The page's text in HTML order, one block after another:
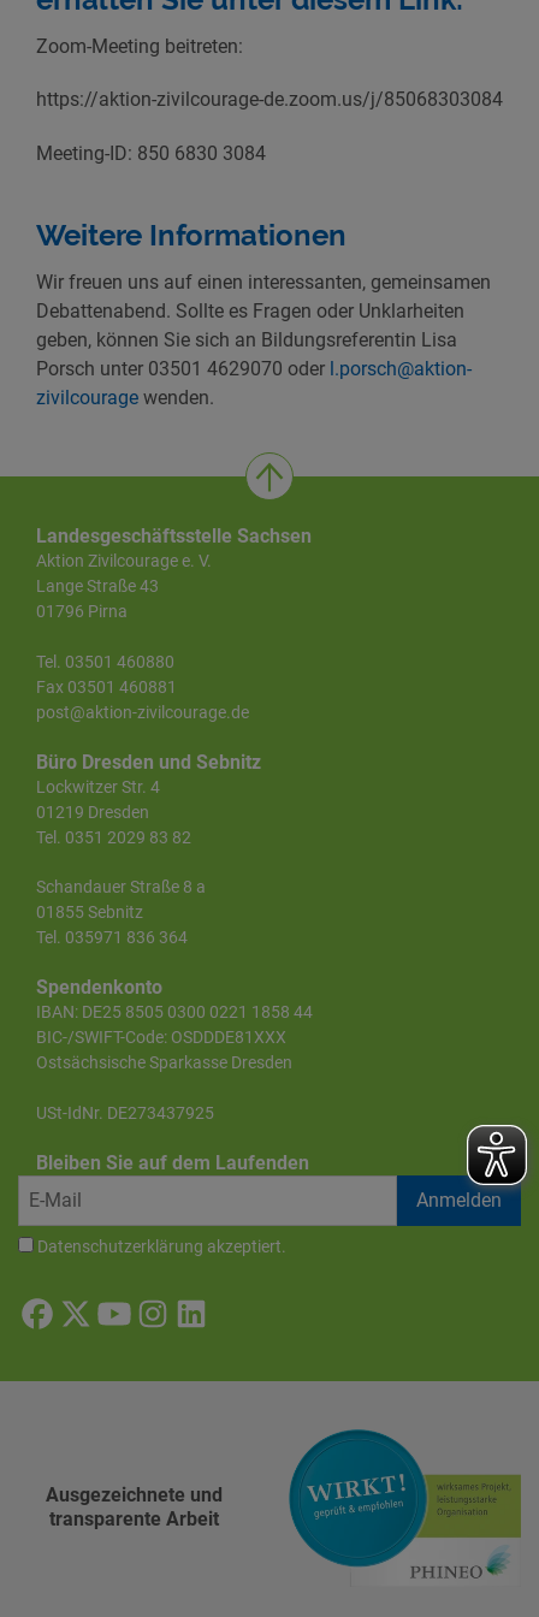
Zoom-Meeting beitreten:
https://aktion-zivilcourage-de.zoom.us/j/85068303084
Meeting-ID: 850 6830 3084
Weitere Informationen
Wir freuen uns auf einen interessanten, gemeinsamen
Debattenabend. Sollte es Fragen oder Unklarheiten
geben, können Sie sich an Bildungsreferentin Lisa
Porsch unter 03501 4629070 oder l.porsch@aktion-
zivilcourage wenden.
Landesgeschäftsstelle Sachsen
Aktion Zivilcourage e. V.
Lange Straße 43
01796 Pirna
Tel. 03501 460880
Fax 03501 460881
post@aktion-zivilcourage.de
Büro Dresden und Sebnitz
Lockwitzer Str. 4
01219 Dresden
Tel. 0351 2029 83 82
Schandauer Straße 8 a
01855 Sebnitz
Tel. 035971 836 364
Spendenkonto
IBAN: DE25 8505 0300 0221 1858 44
BIC-/SWIFT-Code: OSDDDE81XXX
Ostsächsische Sparkasse Dresden
USt-IdNr. DE273437925
Bleiben Sie auf dem Laufenden
Datenschutzerklärung akzeptiert.
Ausgezeichnete und
transparente Arbeit